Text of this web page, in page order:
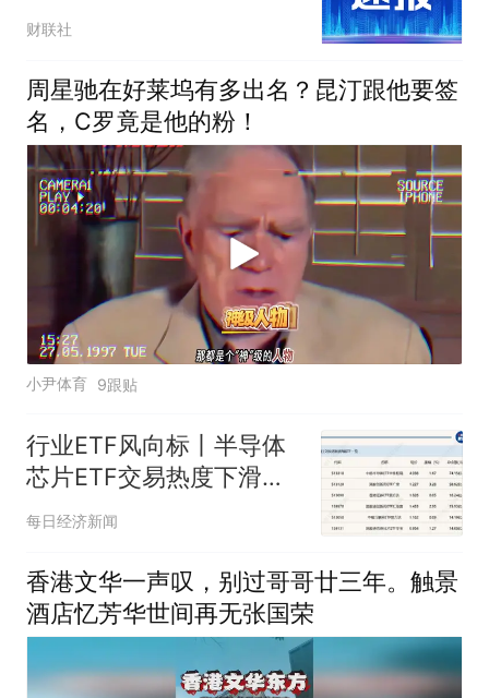
构调研
财联社
周星驰在好莱坞有多出名？昆汀跟他要签
名，C罗竟是他的粉！
小尹体育 9跟贴
行业ETF风向标丨半导体
芯片ETF交易热度下滑，
两只科创创新药ETF半日
每日经济新闻
香港文华一声叹，别过哥哥廿三年。触景
酒店忆芳华世间再无张国荣